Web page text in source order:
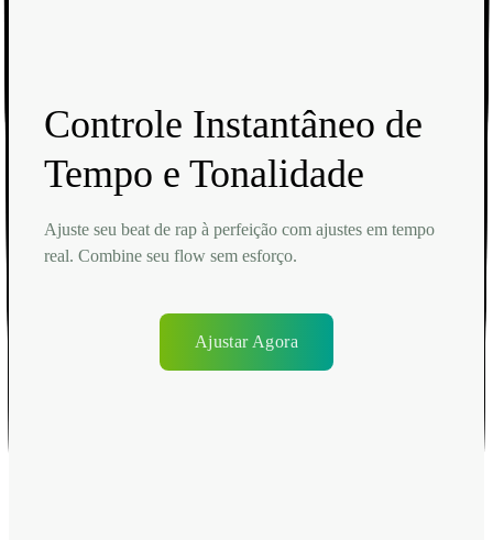
Controle Instantâneo de
Tempo e Tonalidade
Ajuste seu beat de rap à perfeição com ajustes em tempo
real. Combine seu flow sem esforço.
Ajustar Agora